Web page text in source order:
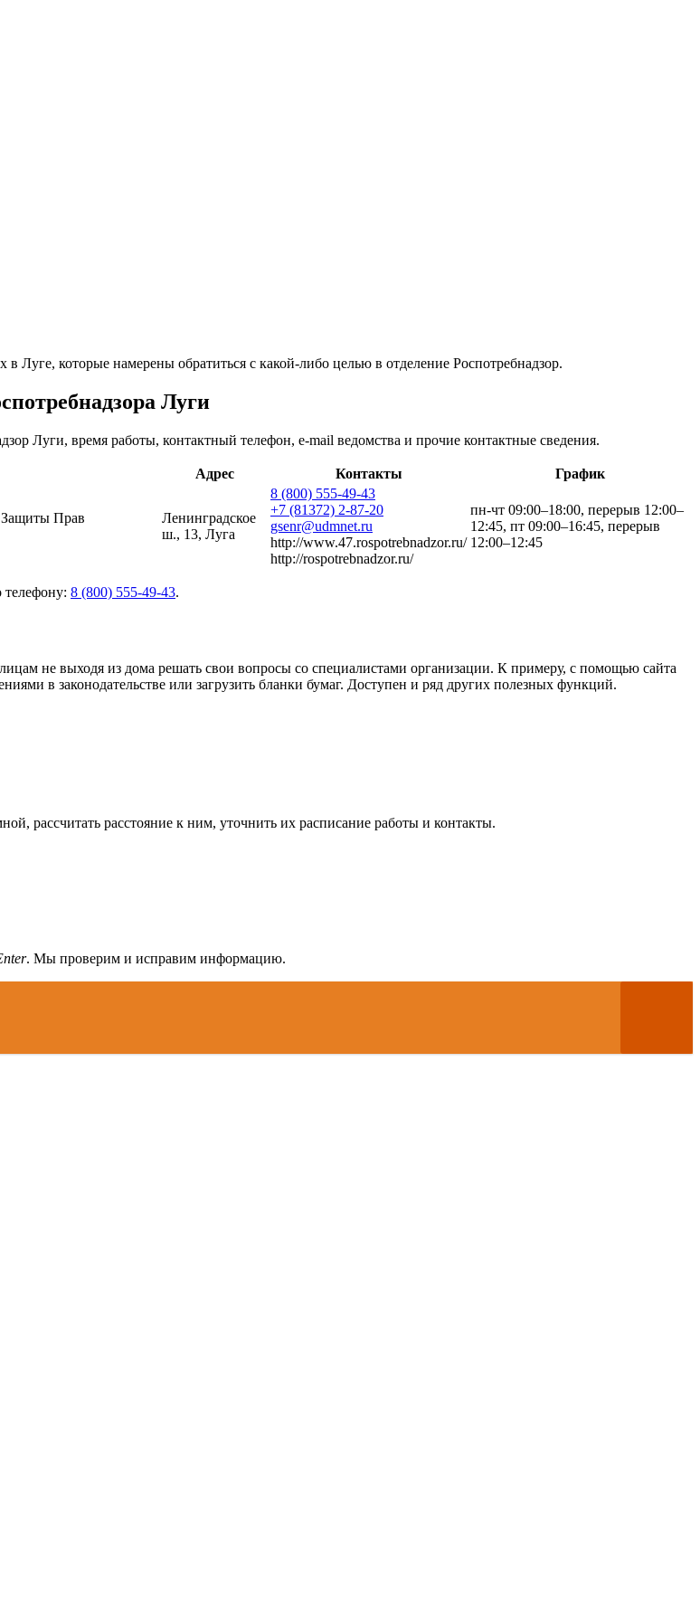
которые намерены обратиться с какой-либо целью в отделение Роспотребнадзор.
Луги
Луги, время работы, контактный телефон, e-mail ведомства и прочие контактные сведения.
Адрес Контакты График
Защиты Прав
Ленинградское
ш., 13, Луга
8 (800) 555-49-43
+7 (81372) 2-87-20
gsenr@udmnet.ru
http://www.47.rospotrebnadzor.ru/
http://rospotrebnadzor.ru/
пн-чт 09:00–18:00, перерыв 12:00–
12:45, пт 09:00–16:45, перерыв
12:00–12:45
8 (800) 555-49-43.
не выходя из дома решать свои вопросы со специалистами организации. К примеру, с помощью сайта
в законодательстве или загрузить бланки бумаг. Доступен и ряд других полезных функций.
рассчитать расстояние к ним, уточнить их расписание работы и контакты.
. Мы проверим и исправим информацию.